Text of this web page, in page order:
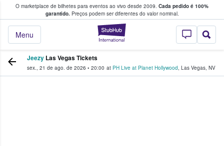
O marketplace de bilhetes para eventos ao vivo desde 2009. Cada pedido é 100%
garantido.Preços podem ser diferentes do valor nominal.
StubHub – onde
Menu
fãs compram e vendem bilhetes
Jeezy Las Vegas Tickets
sex., 21 de ago. de 2026 • 20:00 at PH Live at Planet Hollywood, Las Vegas, NV